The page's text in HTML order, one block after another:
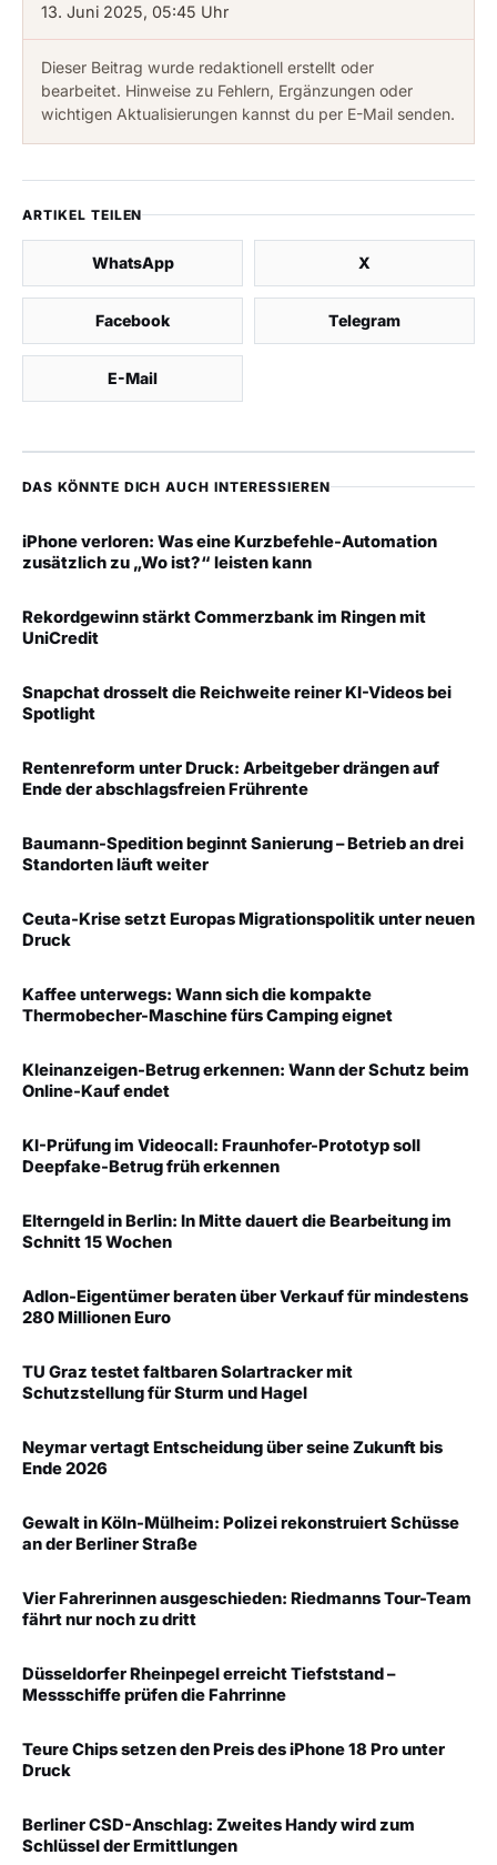
13. Juni 2025, 05:45 Uhr
Dieser Beitrag wurde redaktionell erstellt oder
bearbeitet. Hinweise zu Fehlern, Ergänzungen oder
wichtigen Aktualisierungen kannst du per E-Mail senden.
ARTIKEL TEILEN
WhatsApp X
Facebook Telegram
E-Mail
DAS KÖNNTE DICH AUCH INTERESSIEREN
iPhone verloren: Was eine Kurzbefehle-Automation
zusätzlich zu „Wo ist?“ leisten kann
Rekordgewinn stärkt Commerzbank im Ringen mit
UniCredit
Snapchat drosselt die Reichweite reiner KI-Videos bei
Spotlight
Rentenreform unter Druck: Arbeitgeber drängen auf
Ende der abschlagsfreien Frührente
Baumann-Spedition beginnt Sanierung – Betrieb an drei
Standorten läuft weiter
Ceuta-Krise setzt Europas Migrationspolitik unter neuen
Druck
Kaffee unterwegs: Wann sich die kompakte
Thermobecher-Maschine fürs Camping eignet
Kleinanzeigen-Betrug erkennen: Wann der Schutz beim
Online-Kauf endet
KI-Prüfung im Videocall: Fraunhofer-Prototyp soll
Deepfake-Betrug früh erkennen
Elterngeld in Berlin: In Mitte dauert die Bearbeitung im
Schnitt 15 Wochen
Adlon-Eigentümer beraten über Verkauf für mindestens
280 Millionen Euro
TU Graz testet faltbaren Solartracker mit
Schutzstellung für Sturm und Hagel
Neymar vertagt Entscheidung über seine Zukunft bis
Ende 2026
Gewalt in Köln-Mülheim: Polizei rekonstruiert Schüsse
an der Berliner Straße
Vier Fahrerinnen ausgeschieden: Riedmanns Tour-Team
fährt nur noch zu dritt
Düsseldorfer Rheinpegel erreicht Tiefststand –
Messschiffe prüfen die Fahrrinne
Teure Chips setzen den Preis des iPhone 18 Pro unter
Druck
Berliner CSD-Anschlag: Zweites Handy wird zum
Schlüssel der Ermittlungen